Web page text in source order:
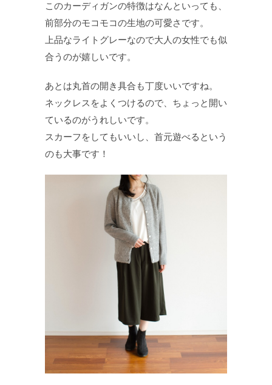
このカーディガンの特徴はなんといっても、
前部分のモコモコの生地の可愛さです。
上品なライトグレーなので大人の女性でも似
合うのが嬉しいです。
あとは丸首の開き具合も丁度いいですね。
ネックレスをよくつけるので、ちょっと開い
ているのがうれしいです。
スカーフをしてもいいし、首元遊べるという
のも大事です！